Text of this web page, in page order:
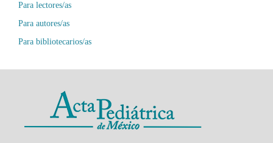
Para lectores/as
Para autores/as
Para bibliotecarios/as